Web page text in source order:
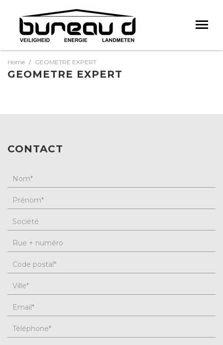
Home GEOMETRE EXPERT
GEOMETRE EXPERT
CONTACT
Nom*
Prénom*
Société
Rue + numéro
Code postal*
Ville*
Email*
Téléphone*